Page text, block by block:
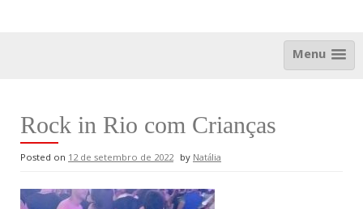
Menu
Rock in Rio com Crianças
Posted on 12 de setembro de 2022 byNatália